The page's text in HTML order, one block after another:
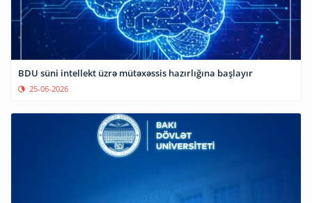
BDU süni intellekt üzrə mütəxəssis hazırlığına başlayır
25-06-2026